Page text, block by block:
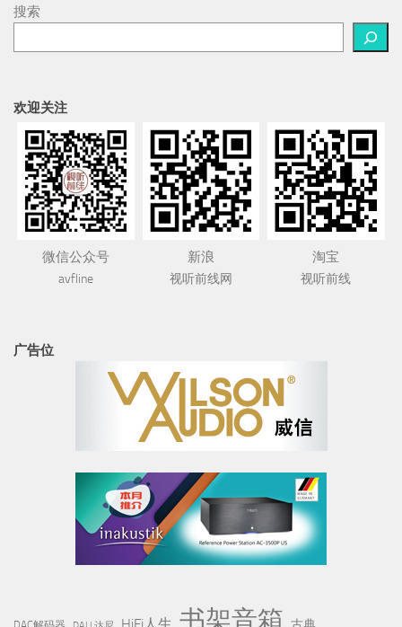
搜索
欢迎关注
微信公众号
avfline
新浪
视听前线网
淘宝
视听前线
广告位
HiFi人生 书架音箱